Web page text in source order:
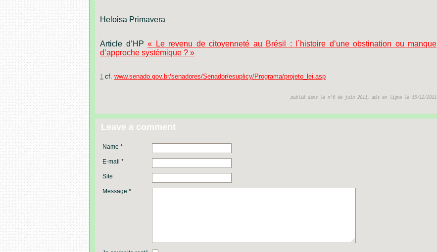
Heloisa Primavera
Article d’HP « Le revenu de citoyenneté au Brésil : l´histoire d’une obstination ou manque
d’approche systémique ? »
1 cf. www.senado.gov.br/senadores/Senador/esuplicy/Programa/projeto_lei.asp
publié dans le n°6 de juin 2011, mis en ligne le 15/12/2011
Leave a comment
Name *
E-mail *
Site
Message *